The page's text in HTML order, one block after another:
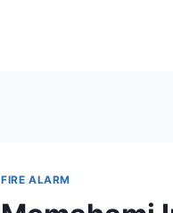
FIRE ALARM